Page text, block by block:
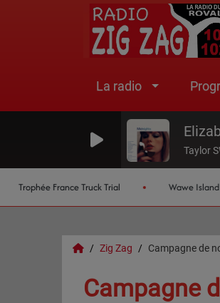
La radio
Taylor
France Truck Trial Wawe Island
Zig Zag Campagne de
Campagne